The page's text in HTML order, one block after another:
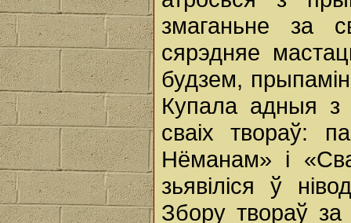
змаганьне за
сярэдняе
будзем,
Купала адныя з
сваіх твораў:
Нёманам» i
зьявіліся ў
Збору твораў